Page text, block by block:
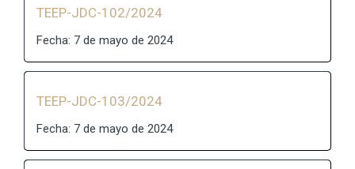
TEEP-JDC-102/2024
Fecha: 7 de mayo de 2024
TEEP-JDC-103/2024
Fecha: 7 de mayo de 2024